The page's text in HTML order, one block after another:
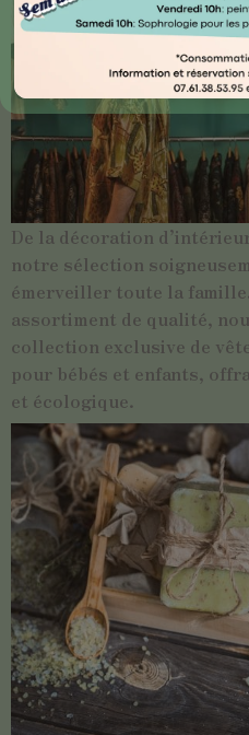
De la décoration
notre sélection
émerveiller toute la
assortiment de qualité,
collection exclusive de
pour bébés et enfants,
et écologique.